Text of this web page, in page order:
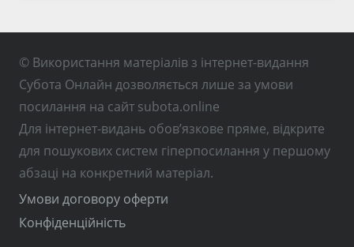
© Використання матеріалів з інтернет-видання
Субота Онлайн дозволяється лише за умови
посилання на сайт subota.online
Для інтернет-видань обов’язкове пряме, відкрите
для пошукових систем гіперпосилання у першому
абзаці на конкретний матеріал.
Умови договору оферти
Конфіденційність